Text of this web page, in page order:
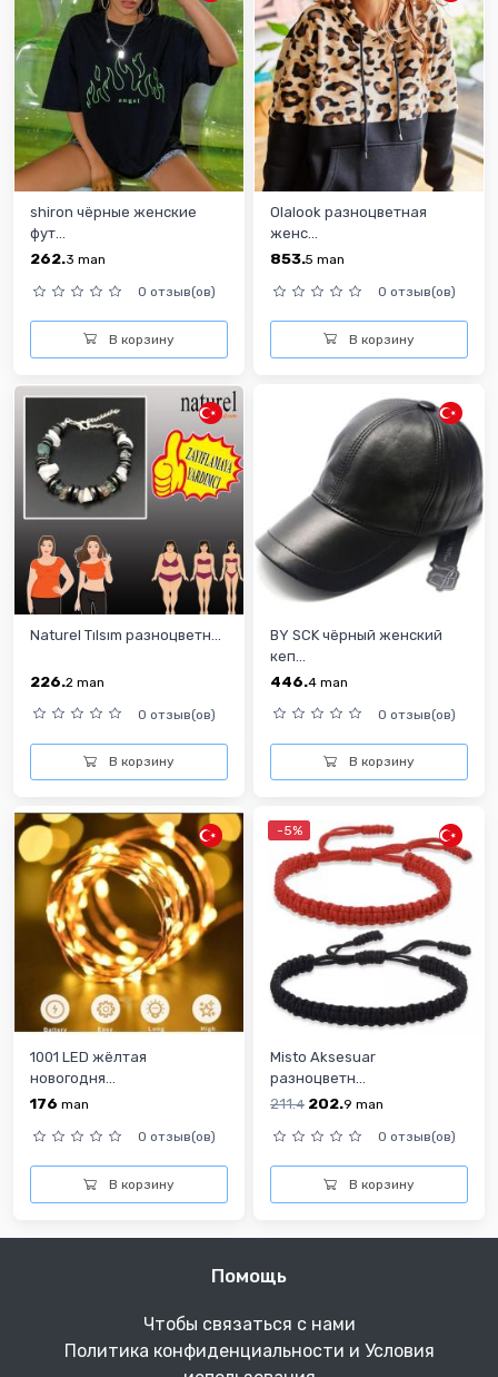
shiron чёрные женские
фут...
262.3 man
0 отзыв(ов)
В корзину
Olalook разноцветная
женс...
853.5 man
0 отзыв(ов)
В корзину
Naturel Tılsım разноцветн...
226.2 man
0 отзыв(ов)
В корзину
BY SCK чёрный женский
кеп...
446.4 man
0 отзыв(ов)
В корзину
1001 LED жёлтая
новогодня...
176 man
0 отзыв(ов)
В корзину
-5%
Misto Aksesuar
разноцветн...
211.4 202.9 man
0 отзыв(ов)
В корзину
Помощь
Чтобы связаться с нами
Политика конфиденциальности и Условия